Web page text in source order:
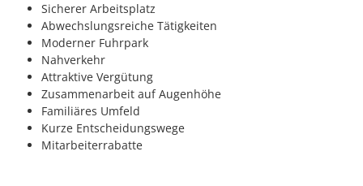
Sicherer Arbeitsplatz
Abwechslungsreiche Tätigkeiten
Moderner Fuhrpark
Nahverkehr
Attraktive Vergütung
Zusammenarbeit auf Augenhöhe
Familiäres Umfeld
Kurze Entscheidungswege
Mitarbeiterrabatte